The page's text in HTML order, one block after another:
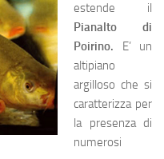
estende il
Pianalto di
Poirino. E’ un
altipiano
argilloso che si
caratterizza per
la presenza di
numerosi